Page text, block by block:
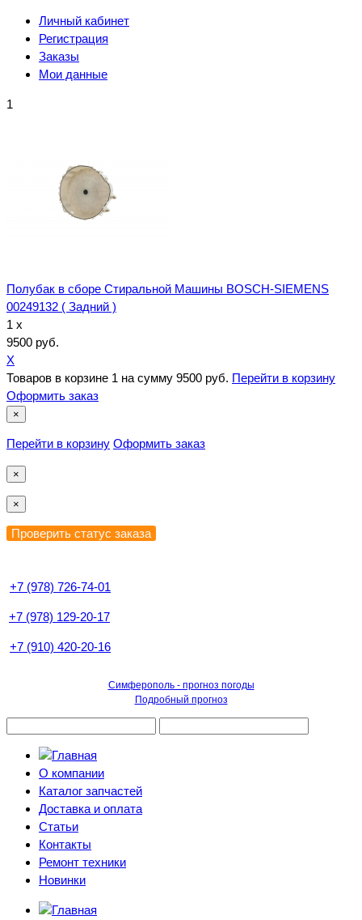
Личный кабинет
Регистрация
Заказы
Мои данные
1
Полубак в сборе Стиральной Машины BOSCH-SIEMENS
00249132 ( Задний )
1 x
9500 руб.
X
Товаров в корзине 1 на сумму 9500 руб. Перейти в корзину
Оформить заказ
×
Перейти в корзину Оформить заказ
×
×
+7 (978) 726-74-01
+7 (978) 129-20-17
+7 (910) 420-20-16
Симферополь - прогноз погоды
Подробный прогноз
О компании
Каталог запчастей
Доставка и оплата
Статьи
Контакты
Ремонт техники
Новинки